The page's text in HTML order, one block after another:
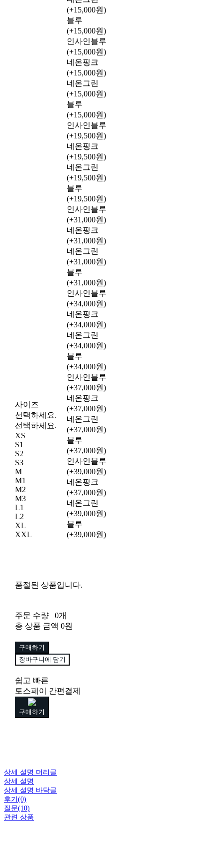
사이즈
선택하세요.
선택하세요.
XS
S1
S2
S3
M
M1
M2
M3
L1
L2
XL
XXL
(+15,000원)
블루
(+15,000원)
인사인블루
(+15,000원)
네온핑크
(+15,000원)
네온그린
(+15,000원)
블루
(+15,000원)
인사인블루
(+19,500원)
네온핑크
(+19,500원)
네온그린
(+19,500원)
블루
(+19,500원)
인사인블루
(+31,000원)
네온핑크
(+31,000원)
네온그린
(+31,000원)
블루
(+31,000원)
인사인블루
(+34,000원)
네온핑크
(+34,000원)
네온그린
(+34,000원)
블루
(+34,000원)
인사인블루
(+37,000원)
네온핑크
(+37,000원)
네온그린
(+37,000원)
블루
(+37,000원)
인사인블루
(+39,000원)
네온핑크
(+37,000원)
네온그린
(+39,000원)
블루
(+39,000원)
품절된 상품입니다.
주문 수량
0개
총 상품 금액 0원
구매하기
장바구니에 담기
쉽고 빠른
토스페이 간편결제
구매하기
상세 설명 머리글
상세 설명
상세 설명 바닥글
후기(0)
질문(10)
관련 상품